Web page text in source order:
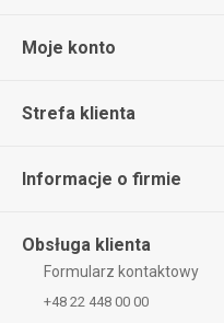
Moje konto
Strefa klienta
Informacje o firmie
Obsługa klienta
Formularz kontaktowy
+48 22 448 00 00